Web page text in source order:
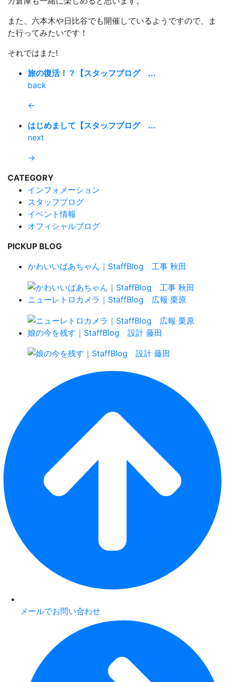
また、六本木や日比谷でも開催しているようですので、ま
た行ってみたいです！
それではまた!
旅の復活！？【スタッフブログ ...
back
←
はじめまして【スタッフブログ ...
next
→
CATEGORY
インフォメーション
スタッフブログ
イベント情報
オフィシャルブログ
PICKUP BLOG
かわいいばあちゃん｜StaffBlog 工事 秋田
ニューレトロカメラ｜StaffBlog 広報 栗原
娘の今を残す｜StaffBlog 設計 藤田
メールでお問い合わせ